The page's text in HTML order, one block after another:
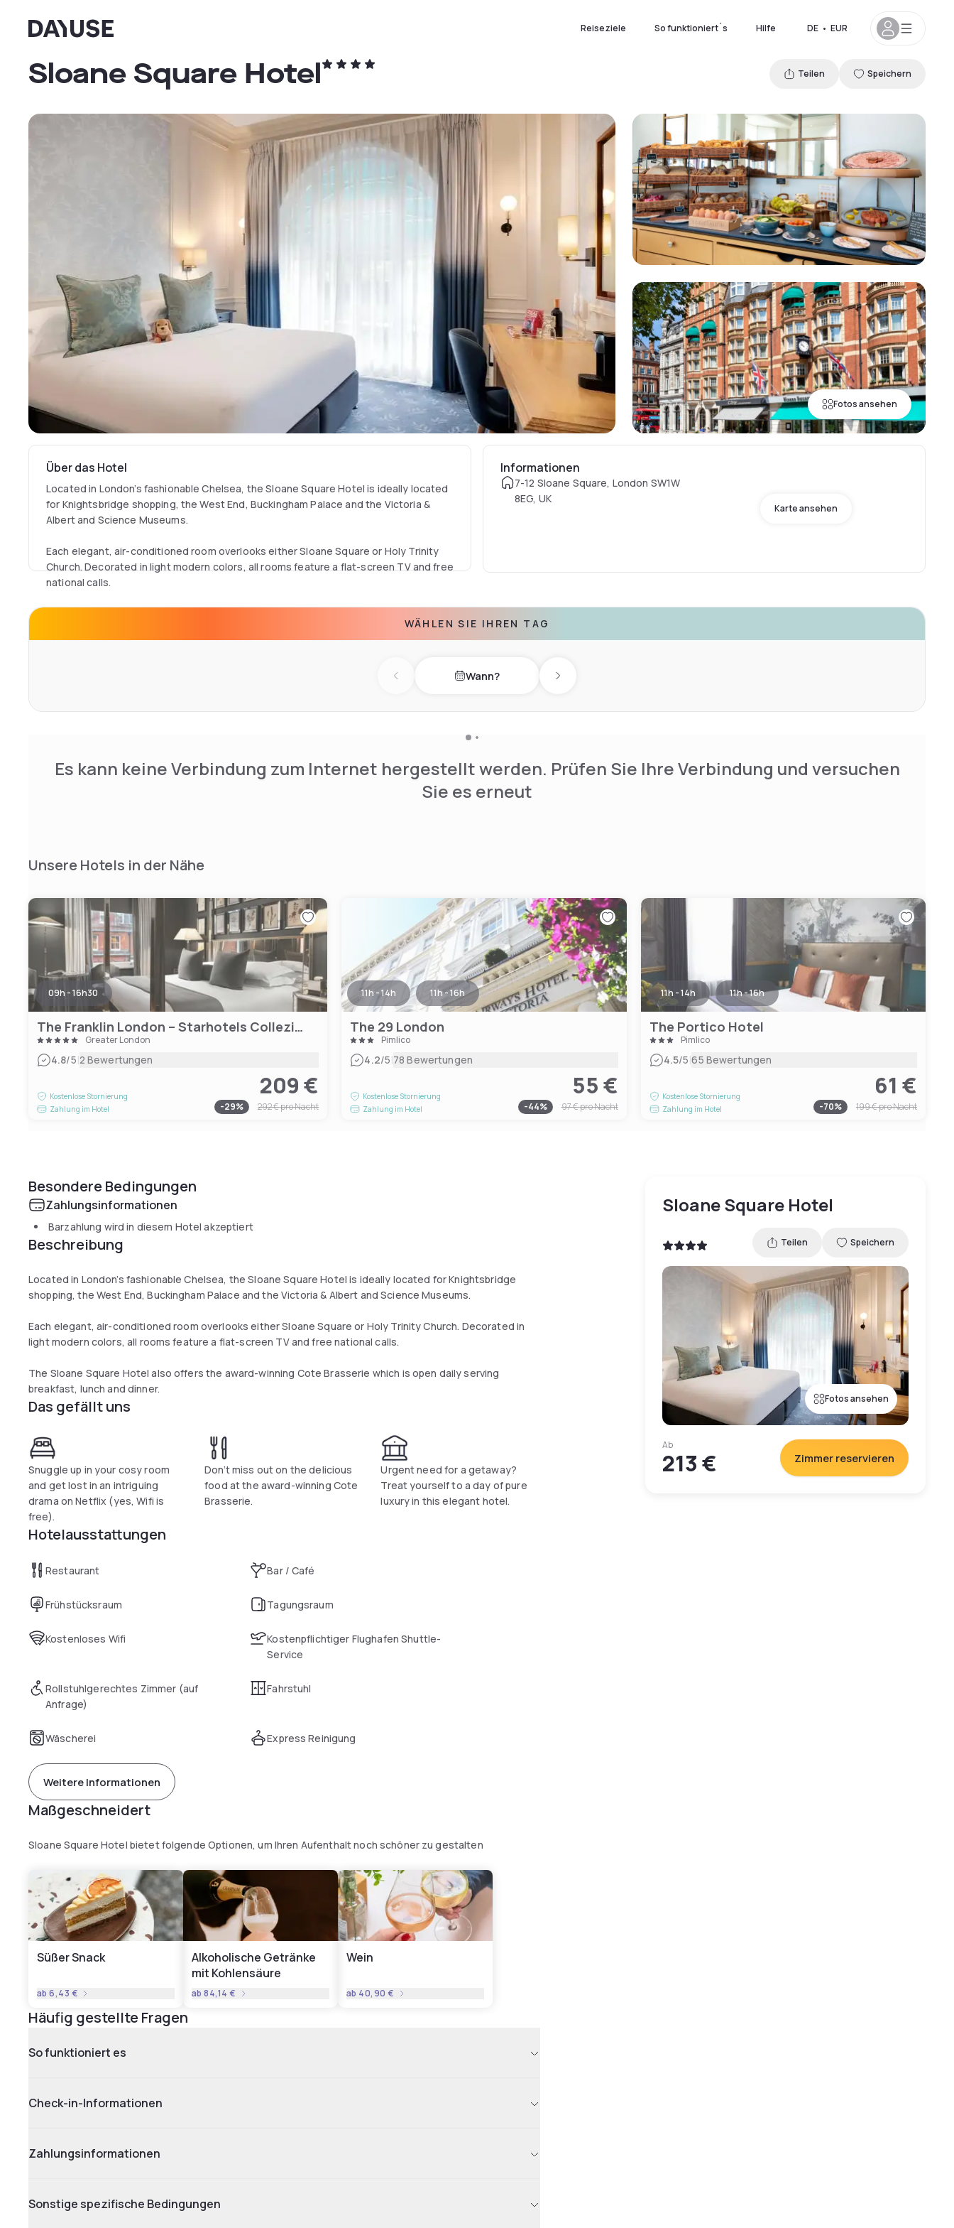
Dayuse Reiseziele So funktioniert´s Hilfe DE • EUR
Fotos ansehen
Sloane Square Hotel Teilen Speichern
Über das Hotel
Located in London’s fashionable Chelsea, the Sloane Square Hotel is ideally located
for Knightsbridge shopping, the West End, Buckingham Palace and the Victoria &
Albert and Science Museums.
Each elegant, air-conditioned room overlooks either Sloane Square or Holy Trinity
Church. Decorated in light modern colors, all rooms feature a flat-screen TV and free
national calls.
Informationen
7-12 Sloane Square, London SW1W
8EG, UK
Karte ansehen
WÄHLEN SIE IHREN TAG
Previous day Wann? Next day
Es kann keine Verbindung zum Internet hergestellt werden. Prüfen Sie Ihre Verbindung und versuchen
Sie es erneut
Unsere Hotels in der Nähe
09h - 16h30
The Franklin London – Starhotels Collezione
Greater London
4.8/5|2 Bewertungen
Kostenlose Stornierung
Zahlung im Hotel
209 €
-29% 292 €pro Nacht
11h - 14h 11h - 16h
The 29 London
Pimlico
4.2/5|78 Bewertungen
Kostenlose Stornierung
Zahlung im Hotel
55 €
-44% 97 €pro Nacht
11h - 14h 11h - 16h
The Portico Hotel
Pimlico
4.5/5|65 Bewertungen
Kostenlose Stornierung
Zahlung im Hotel
61 €
-70% 199 €pro Nacht
Besondere Bedingungen
Zahlungsinformationen
Barzahlung wird in diesem Hotel akzeptiert
Beschreibung
Located in London’s fashionable Chelsea, the Sloane Square Hotel is ideally located for Knightsbridge
shopping, the West End, Buckingham Palace and the Victoria & Albert and Science Museums.
Each elegant, air-conditioned room overlooks either Sloane Square or Holy Trinity Church. Decorated in
light modern colors, all rooms feature a flat-screen TV and free national calls.
The Sloane Square Hotel also offers the award-winning Cote Brasserie which is open daily serving
breakfast, lunch and dinner.
Das gefällt uns
Snuggle up in your cosy room
and get lost in an intriguing
drama on Netflix (yes, Wifi is
free).
Don’t miss out on the delicious
food at the award-winning Cote
Brasserie.
Urgent need for a getaway?
Treat yourself to a day of pure
luxury in this elegant hotel.
Hotelausstattungen
Restaurant Bar / Café
Frühstücksraum Tagungsraum
Kostenloses Wifi
Kostenpflichtiger Flughafen Shuttle-
Service
Rollstuhlgerechtes Zimmer (auf
Anfrage)
Fahrstuhl
Wäscherei Express Reinigung
Weitere Informationen
Maßgeschneidert
Sloane Square Hotel bietet folgende Optionen, um Ihren Aufenthalt noch schöner zu gestalten
Süßer Snack
ab6,43 €
Alkoholische Getränke
mit Kohlensäure
ab84,14 €
Wein
ab 40,90 €
Häufig gestellte Fragen
So funktioniert es
Check-in-Informationen
Zahlungsinformationen
Sonstige spezifische Bedingungen
Sloane Square Hotel
Teilen Speichern
Fotos ansehen
Ab
213 € Zimmer reservieren